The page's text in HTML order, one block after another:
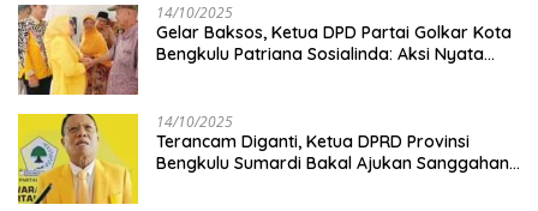
14/10/2025
‎Gelar Baksos, Ketua DPD Partai Golkar Kota
Bengkulu Patriana Sosialinda: Aksi Nyata
14/10/2025
Terancam Diganti, Ketua DPRD Provinsi
Bengkulu Sumardi Bakal Ajukan Sanggahan